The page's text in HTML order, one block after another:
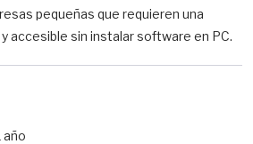
pequeñas que requieren una
accesible sin instalar software en PC.
año